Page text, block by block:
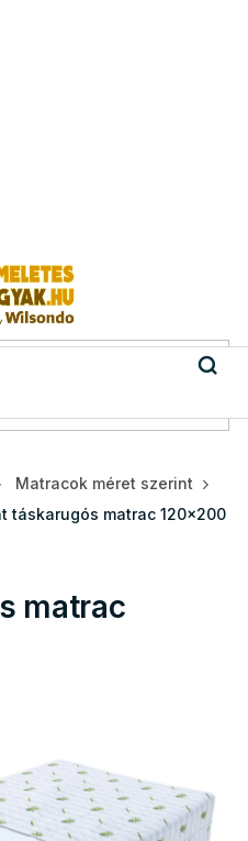
Matracok méret szerint
táskarugós matrac 120x200
matrac